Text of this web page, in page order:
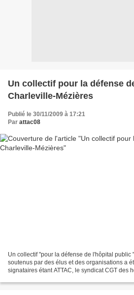
Un collectif pour la défense
Charleville-Mézières
Publié le 30/11/2009 à 17:21
Par attac08
Un collectif "pour la défense de l'hôpital public
soutenus par des élus et des organisations a
signataires étant ATTAC, le syndicat CGT des